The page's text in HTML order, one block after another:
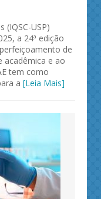
(IQSC-USP)
a 24ª edição
de
acadêmica e ao
tem como
a [Leia Mais]